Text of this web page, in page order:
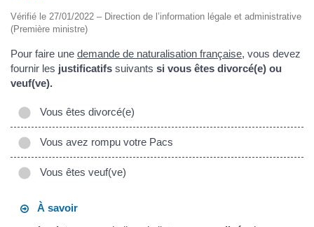
Vérifié le 27/01/2022 – Direction de l’information légale et administrative
(Première ministre)
Pour faire une demande de naturalisation française, vous devez
fournir les justificatifs suivants si vous êtes divorcé(e) ou
veuf(ve).
Vous êtes divorcé(e)
Vous avez rompu votre Pacs
Vous êtes veuf(ve)
À savoir